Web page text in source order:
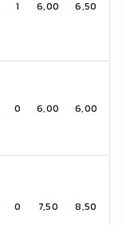
1 6,00 6,50
0 6,00 6,00
0 7,50 8,50